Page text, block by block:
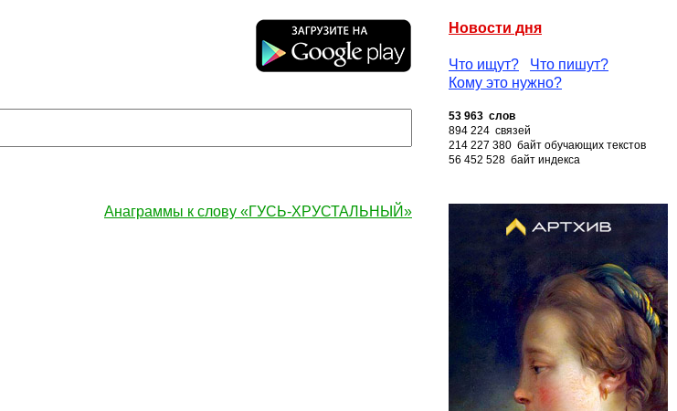
Новости дня
Что ищут?
Что пишут?
Кому это нужно?
53 963 слов
894 224 связей
214 227 380 байт обучающих текстов
56 452 528 байт индекса
Анаграммы к слову «ГУСЬ-ХРУСТАЛЬНЫЙ»